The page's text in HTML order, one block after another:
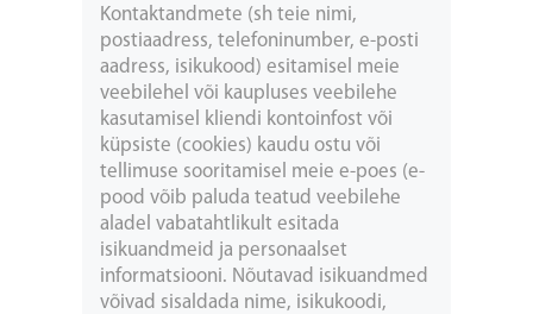
Kontaktandmete (sh teie nimi,
postiaadress, telefoninumber, e-posti
aadress, isikukood) esitamisel meie
veebilehel või kaupluses veebilehe
kasutamisel kliendi kontoinfost või
küpsiste (cookies) kaudu ostu või
tellimuse sooritamisel meie e-poes (e-
pood võib paluda teatud veebilehe
aladel vabatahtlikult esitada
isikuandmeid ja personaalset
informatsiooni. Nõutavad isikuandmed
võivad sisaldada nime, isikukoodi,